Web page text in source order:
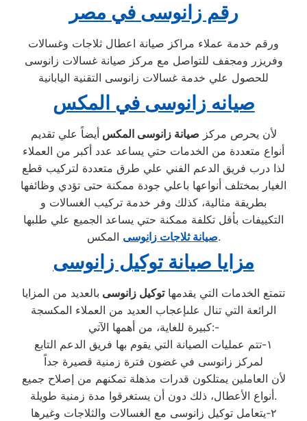
رقم زانوسى في مصر
ورقم خدمة عملاء مراكز صيانة اعطال ثلاجات وغسالات
وفريزر ومجفف للتواصل مع مركز صيانة غسالات زانوسى
للحصول علي خدمة غسالات زانوسى التقنية اليابانية
صيانه زانوسى في المكس
لأن يحرص مركز صيانة زانوسى المكس أيضاً علي تقديم
أنواع متعددة من الخدمات حتي يساعد عدد أكبر من العملاء
لذا درب فريق الدعم الفني علي طرق متعددة لتركيب قطع
الغيار بمختلف أنواعها باعلي جودة ممكنة حتى تؤدي وظائفها
بطريقة مثالية، كذلك وفر خدمة تركيب الغسالات و
التكييفات بأقل تكلفة ممكنة حتي يساعد الجميع علي طلبها
صيانة ثلاجات زانوسىالمكس.
مزايا صيانة توكيل زانوسى
تتمتع الخدمات التي يقدمهاتوكيل زانوسى بالعديد من المزايا
الرائعة التي تنال علىإعجاب العديد من العملاء المكسجة
كبيرة للغاية، من أهمها الآتي:-
١-تتم عمليات الصيانة التي يقوم بها فريق الدعم التابع
لمركز زانوسى في غضون فترة زمنية قصيرة جداً
لأن العاملين يمتلكون قدرات مذهلة تمكنهم من إصلاح جميع
أنواع الأعطال، ذلك دون أن يستغرقوا مدة زمنية طويلة.
٢-يتعامل توكيل زانوسى مع الغسالات والثلاجات وغيرها